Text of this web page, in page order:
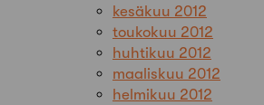
kesäkuu 2012
toukokuu 2012
huhtikuu 2012
maaliskuu 2012
helmikuu 2012